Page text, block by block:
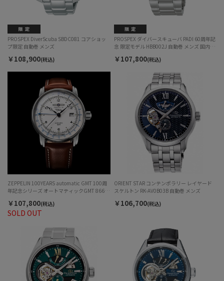
PROSPEX DiverScuba SBDC081 コアショッ
プ限定 自動巻 メンズ
￥108,900(税込)
PROSPEX ダイバースキューバ PADI 60周年記
念 限定モデル HBB002J 自動巻 メンズ 国内
￥107,800(税込)
SOLD OUT
ZEPPELIN 100YEARS automatic GMT 100周
年記念シリーズ オートマティックGMT 8666-
￥107,800(税込)
ORIENT STAR コンテンポラリー レイヤード
スケルトン RK-AV0B03B 自動巻 メンズ
￥106,700(税込)